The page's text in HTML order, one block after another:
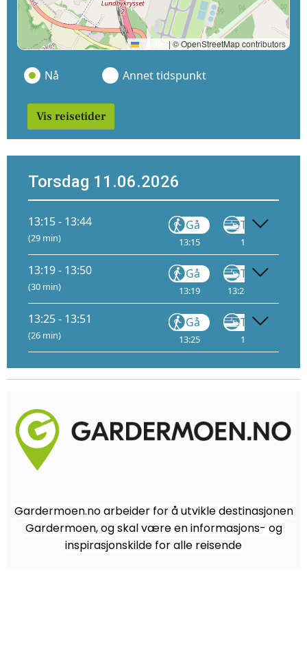
Leaflet | © OpenStreetMap contributors
Nå Annet tidspunkt
Vis reisetider
Torsdag 11.06.2026
13:15 - 13:44
(29 min)
Gå
13:15
Tog FLY1
13:20
13:19 - 13:50
(30 min)
Gå
13:19
Tog
13:24
13:25 - 13:51
(26 min)
Gå
13:25
Tog FLY2
13:30
Gardermoen.no arbeider for å utvikle destinasjonen
Gardermoen, og skal være en informasjons- og
inspirasjonskilde for alle reisende